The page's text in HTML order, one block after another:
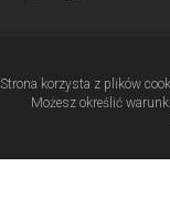
Strona korzysta z plików
Możesz określić